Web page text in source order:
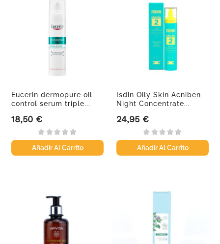
Eucerin dermopure oil
control serum triple...
Precio
18,50 €
Añadir Al Carrito
Isdin Oily Skin Acniben
Night Concentrate...
Precio
24,95 €
Añadir Al Carrito